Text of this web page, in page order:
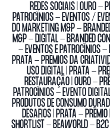
REDES SOCIAIS | OURO -
PATROCÍNIOS - EVENTOS /
DO MARKETING M&P -
M&P - DIGITAL - BRANDED
- EVENTOS E PATROCÍNIOS -
PRATA - PRÉMIOS DA
USO DIGITAL | PRATA -
RESTAURAÇÃO | OURO -
PATROCÍNIOS - EVENTO
PRODUTOS DE CONSUMO
DESAFIOS | PRATA -
SHORTLIST - BEAWORLD -